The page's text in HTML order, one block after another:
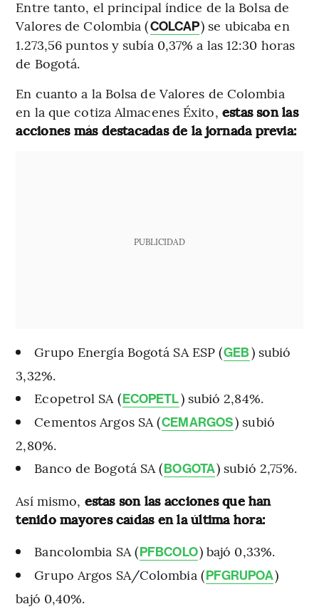
Entre tanto, el principal índice de la Bolsa de
Valores de Colombia (COLCAP) se ubicaba en
1.273,56 puntos y subía 0,37% a las 12:30 horas
de Bogotá.
En cuanto a la Bolsa de Valores de Colombia
en la que cotiza Almacenes Éxito, estas son las
acciones más destacadas de la jornada previa:
PUBLICIDAD
Grupo Energía Bogotá SA ESP (GEB) subió
3,32%.
Ecopetrol SA (ECOPETL) subió 2,84%.
Cementos Argos SA (CEMARGOS) subió
2,80%.
Banco de Bogotá SA (BOGOTA) subió 2,75%.
Así mismo, estas son las acciones que han
tenido mayores caídas en la última hora:
Bancolombia SA (PFBCOLO) bajó 0,33%.
Grupo Argos SA/Colombia (PFGRUPOA)
bajó 0,40%.